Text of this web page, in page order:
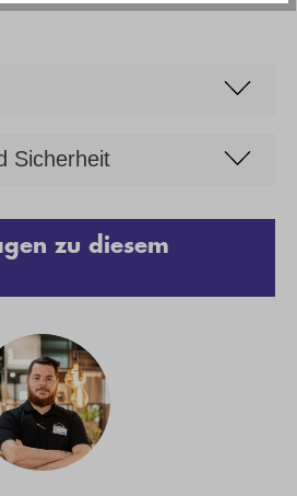
Sicherheit
zu diesem